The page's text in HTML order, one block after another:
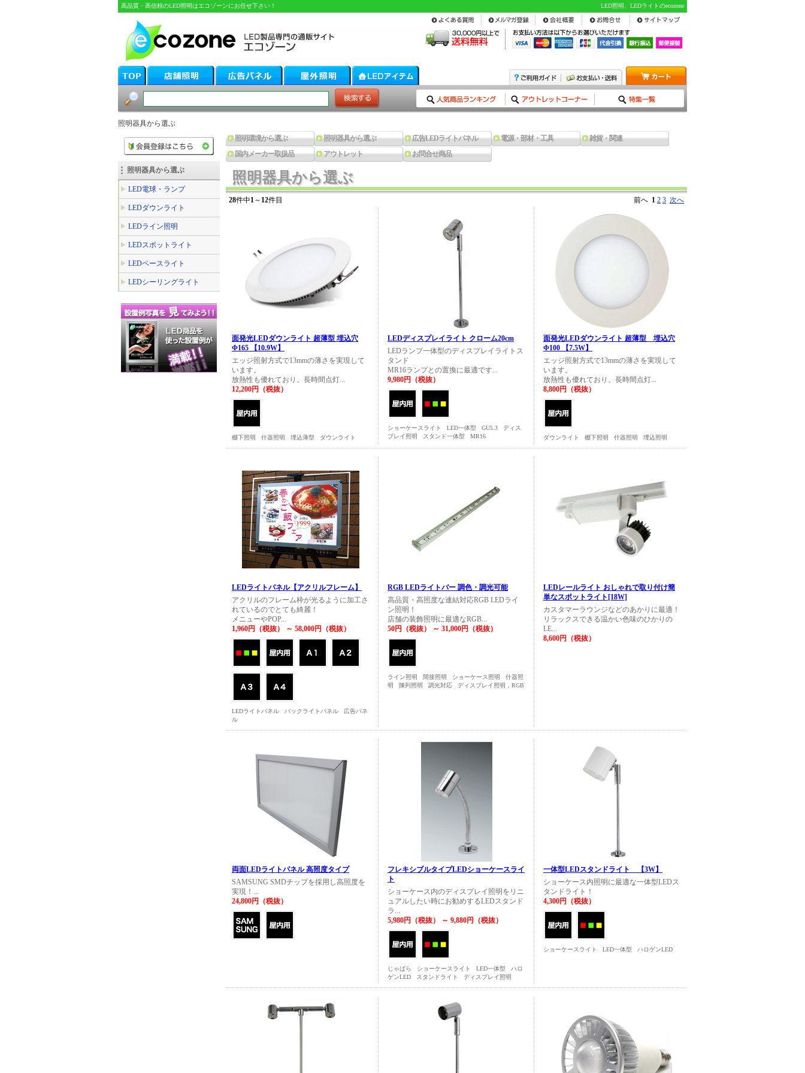
高品質・高信頼のLED照明はエコゾーンにお任せ下さい！ LED照明、LEDライトのecozone
照明器具から選ぶ
照明器具から選ぶ
LED電球・ランプ
LEDダウンライト
LEDライン照明
LEDスポットライト
LEDベースライト
LEDシーリングライト
照明環境から選ぶ 照明器具から選ぶ 広告LEDライトパネル 電源・部材・工具
雑貨・関連
国内メーカー取扱品
アウトレット お問合せ商品
照明器具から選ぶ
照明器具から選ぶ
28件中1～ 12件目 前へ 1 2 3 次へ
面発光LEDダウンライト 超薄型 埋込穴
Φ165 【10.9W】
エッジ照射方式で13mmの薄さを実現して
います。
放熱性も優れており、長時間点灯...
12,200円（税抜）
棚下照明 什器照明 埋込薄型 ダウンライト
LEDディスプレイライト クローム20cm
LEDランプ一体型のディスプレイライトス
タンド
MR16ランプとの置換に最適です...
9,980円（税抜）
ショーケースライト LED一体型 GU5.3
ディス
プレイ照明
スタンド一体型 MR16
面発光LEDダウンライト 超薄型 埋込穴
Φ100 【7.5W】
エッジ照射方式で13mmの薄さを実現して
います。
放熱性も優れており、長時間点灯...
8,800円（税抜）
ダウンライト 棚下照明 什器照明 埋込照明
LEDライトパネル【アクリルフレーム】
アクリルのフレーム枠が光るように加工さ
れているのでとても綺麗！
メニューやPOP...
1,960円（税抜） ～ 58,000円（税抜）
LEDライトパネル バックライトパネル
広告パネ
ル
RGB LEDライトバー 調色・調光可能
高品質・高照度な連結対応RGB LEDライ
ン照明！
店舗の装飾照明に最適なRGB...
50円（税抜） ～ 31,000円（税抜）
ライン照明 間接照明 ショーケース照明
什器照
明
陳列照明 調光対応 ディスプレイ照明，RGB
LEDレールライト おしゃれで取り付け簡
単なスポットライト[18W]
カスタマーラウンジなどのあかりに最適！
リラックスできる温かい色味のひかりの
LE...
8,600円（税抜）
両面LEDライトパネル 高照度タイプ
SAMSUNG SMDチップを採用し高照度を
実現！...
24,800円（税抜）
フレキシブルタイプLEDショーケースライ
ト
ショーケース内のディスプレイ照明をリニ
ュアルしたい時にお勧めするLEDスタンド
ラ...
5,980円（税抜） ～ 9,880円（税抜）
じゃばら ショーケースライト LED一体型
ハロ
ゲンLED
スタンドライト ディスプレイ照明
一体型LEDスタンドライト 【3W】
ショーケース内照明に最適な一体型LEDス
タンドライト！
4,300円（税抜）
ショーケースライト LED一体型 ハロゲンLED